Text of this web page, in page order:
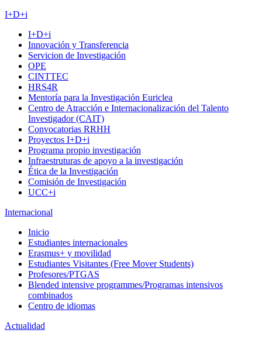
I+D+i
I+D+i
Innovación y Transferencia
Servicion de Investigación
OPE
CINTTEC
HRS4R
Mentoría para la Investigación Euriclea
Centro de Atracción e Internacionalización del Talento
Investigador (CAIT)
Convocatorias RRHH
Proyectos I+D+i
Programa propio investigación
Infraestruturas de apoyo a la investigación
Ética de la Investigación
Comisión de Investigación
UCC+i
Internacional
Inicio
Estudiantes internacionales
Erasmus+ y movilidad
Estudiantes Visitantes (Free Mover Students)
Profesores/PTGAS
Blended intensive programmes/Programas intensivos
combinados
Centro de idiomas
Actualidad